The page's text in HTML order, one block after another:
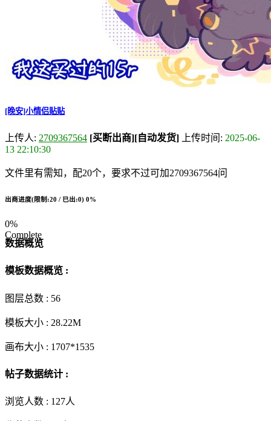
[晚安]小情侣贴贴
上传人: 2709367564 [买断出商][自动发货] 上传时间: 2025-06-
13 22:10:30
文件里有需知，配20个，要求不过可加2709367564问
出商进度(限制:20 / 已出:0) 0%
0%
Complete
数据概览
模板数据概览 :
图层总数 : 56
模板大小 : 28.22M
画布大小 : 1707*1535
帖子数据统计 :
浏览人数 : 127人